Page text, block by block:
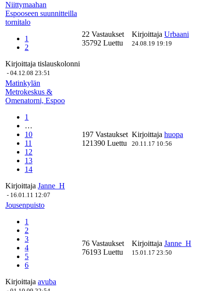
Niittymaahan
Espooseen suunnitteilla
tornitalo
1
2
Kirjoittaja tislauskolonni
- 04.12.08 23:51
22 Vastaukset
35792 Luettu
Kirjoittaja Urbaani
24.08.19 19:19
Matinkylän
Metrokeskus &
Omenatorni, Espoo
1
…
10
11
12
13
14
Kirjoittaja Janne_H
- 16.01.11 12:07
197 Vastaukset
121390 Luettu
Kirjoittaja huopa
20.11.17 10:56
Jousenpuisto
1
2
3
4
5
6
Kirjoittaja avuba
76 Vastaukset
76193 Luettu
Kirjoittaja Janne_H
15.01.17 23:50